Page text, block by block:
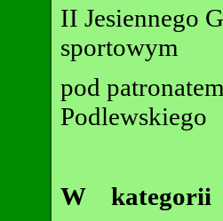
II Jesiennego
sportowym
pod
Podlewskiego
W